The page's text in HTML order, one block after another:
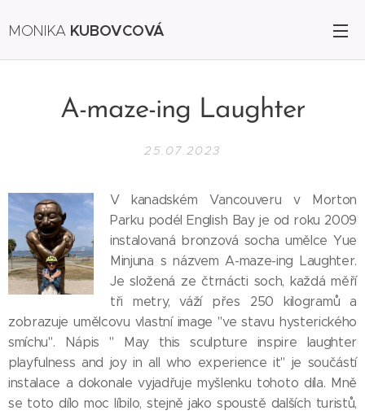
MONIKA KUBOVCOVÁ
A-maze-ing Laughter
25.07.2023
V kanadském Vancouveru v Morton
Parku podél English Bay je od roku 2009
instalovaná bronzová socha umělce Yue
Minjuna s názvem A-maze-ing Laughter.
Je složená ze čtrnácti soch, každá měří
tři metry, váží přes 250 kilogramů a
zobrazuje umělcovu vlastní image "ve stavu hysterického
smíchu". Nápis " May this sculpture inspire laughter
playfulness and joy in all who experience it" je součástí
instalace a dokonale vyjadřuje myšlenku tohoto díla. Mně
se toto dílo moc líbilo, stejně jako spoustě dalších turistů,